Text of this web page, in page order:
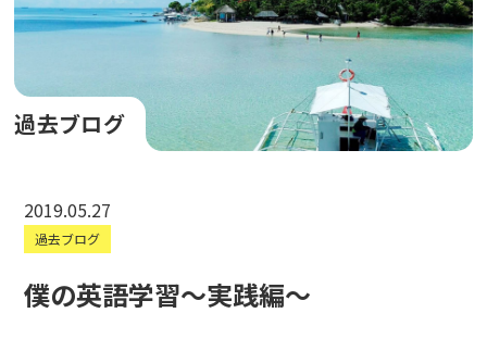
過去ブログ
2019.05.27
過去ブログ
僕の英語学習～実践編～